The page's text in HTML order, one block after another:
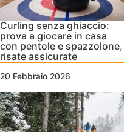
Curling senza ghiaccio:
prova a giocare in casa
con pentole e spazzolone,
risate assicurate
20 Febbraio 2026